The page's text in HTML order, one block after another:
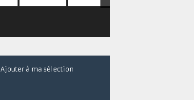
Ajouter à ma sélection